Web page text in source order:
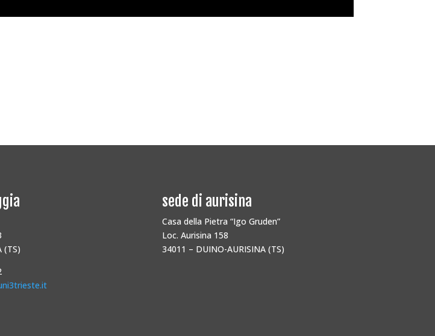
(TS)
sede di aurisina
Casa della Pietra “Igo Gruden”
Loc. Aurisina 158
34011 – DUINO-AURISINA (TS)